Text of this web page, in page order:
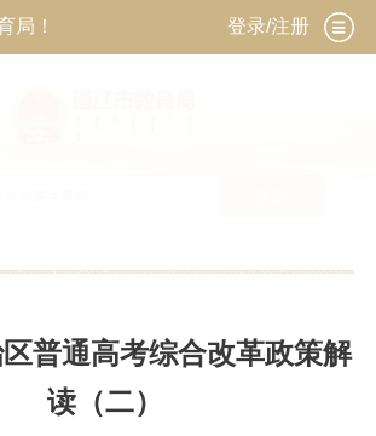
局！ 登录/注册
>政务公开>政府信息公开>法
普通高考综合改革政策解
读（二）